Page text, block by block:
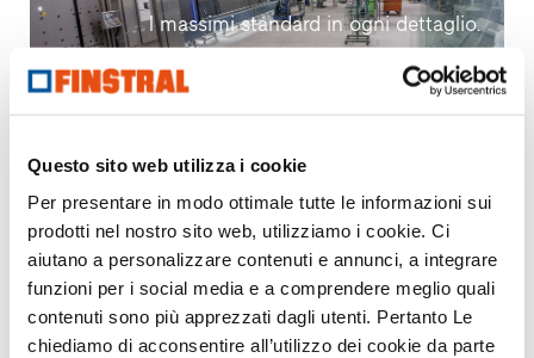
Questo sito web utilizza i cookie
Per presentare in modo ottimale tutte le informazioni sui
prodotti nel nostro sito web, utilizziamo i cookie. Ci
aiutano a personalizzare contenuti e annunci, a integrare
funzioni per i social media e a comprendere meglio quali
contenuti sono più apprezzati dagli utenti. Pertanto Le
chiediamo di acconsentire all’utilizzo dei cookie da parte
I massimi standard in ogni dettaglio.
Sempre di elevata qualità.
Ci occupiamo direttamente anche della
produzione di vetro isolante. Nei nostri moderni
stabilimenti realizziamo vetri isolanti e vetri
temprati di sicurezza di elevata qualità. Solo così